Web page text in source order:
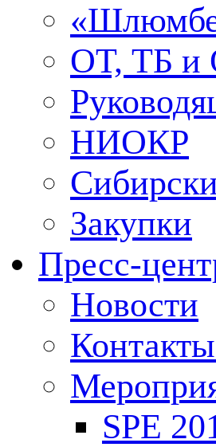
ОТ, ТБ
НИОКР
Закупки
Пресс-
Новости
SPE